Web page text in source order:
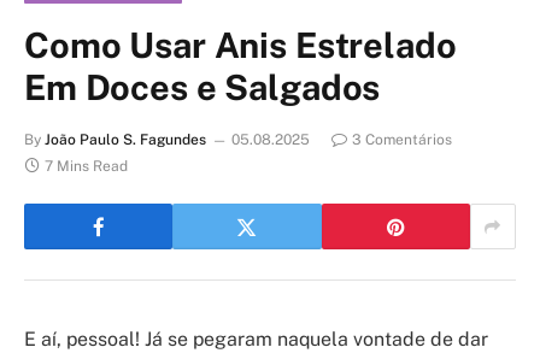
Como Usar Anis Estrelado
Em Doces e Salgados
By João Paulo S. Fagundes 05.08.2025
3 Comentários
7 Mins Read
E aí, pessoal! Já se pegaram naquela vontade de dar